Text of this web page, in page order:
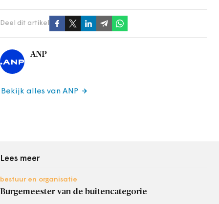
Deel dit artikel
ANP
Bekijk alles van ANP
Lees meer
bestuur en organisatie
Burgemeester van de buitencategorie